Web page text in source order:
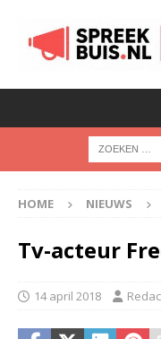
HOME NIEUWS
Tv-acteur
14 april 2018